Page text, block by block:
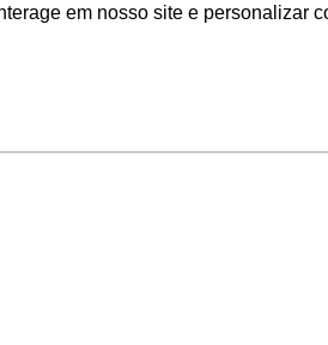
em nosso site e personalizar